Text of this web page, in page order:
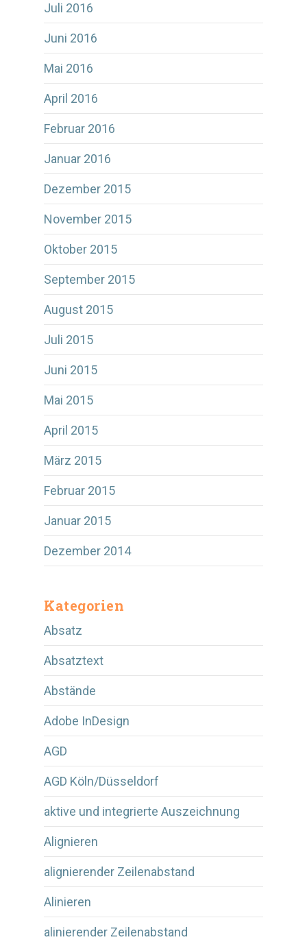
Juli 2016
Juni 2016
Mai 2016
April 2016
Februar 2016
Januar 2016
Dezember 2015
November 2015
Oktober 2015
September 2015
August 2015
Juli 2015
Juni 2015
Mai 2015
April 2015
März 2015
Februar 2015
Januar 2015
Dezember 2014
Kategorien
Absatz
Absatztext
Abstände
Adobe InDesign
AGD
AGD Köln/Düsseldorf
aktive und integrierte Auszeichnung
Alignieren
alignierender Zeilenabstand
Alinieren
alinierender Zeilenabstand